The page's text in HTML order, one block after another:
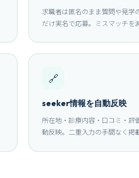
求職者は匿名のまま質問や見学
だけ実名で応募。ミスマッチを
🔗
seeker情報を自動反映
所在地・診療内容・口コミ・評
動反映。二重入力の手間なく掲